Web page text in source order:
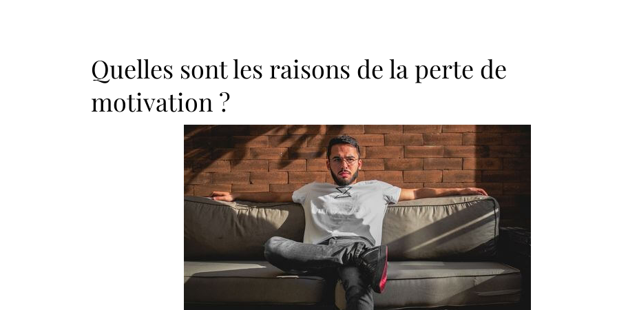
Quelles sont les raisons de la perte de
motivation ?